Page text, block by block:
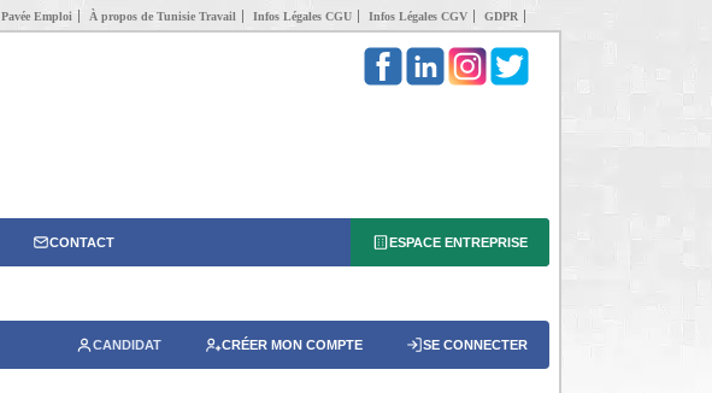
Pavée Emploi À propos de Tunisie Travail Infos Légales CGU Infos Légales CGV GDPR
CONTACT ESPACE ENTREPRISE
CANDIDAT CRÉER MON COMPTE SE CONNECTER